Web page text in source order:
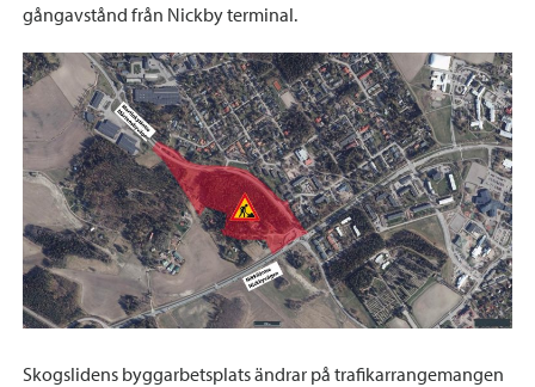
gångavstånd från Nickby terminal.
Skogslidens byggarbetsplats ändrar på trafikarrangemangen